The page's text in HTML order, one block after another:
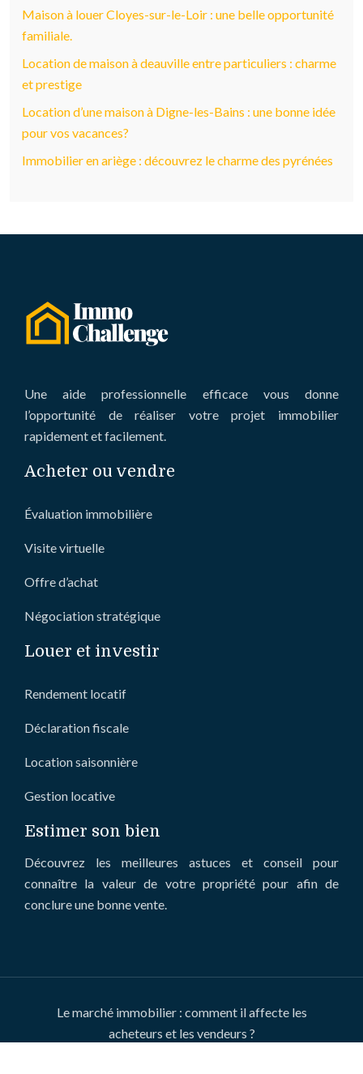
Maison à louer Cloyes-sur-le-Loir : une belle opportunité
familiale.
Location de maison à deauville entre particuliers : charme
et prestige
Location d’une maison à Digne-les-Bains : une bonne idée
pour vos vacances?
Immobilier en ariège : découvrez le charme des pyrénées
Une aide professionnelle efficace vous donne
l’opportunité de réaliser votre projet immobilier
rapidement et facilement.
Acheter ou vendre
Évaluation immobilière
Visite virtuelle
Offre d’achat
Négociation stratégique
Louer et investir
Rendement locatif
Déclaration fiscale
Location saisonnière
Gestion locative
Estimer son bien
Découvrez les meilleures astuces et conseil pour
connaître la valeur de votre propriété pour afin de
conclure une bonne vente.
Le marché immobilier : comment il affecte les
acheteurs et les vendeurs ?